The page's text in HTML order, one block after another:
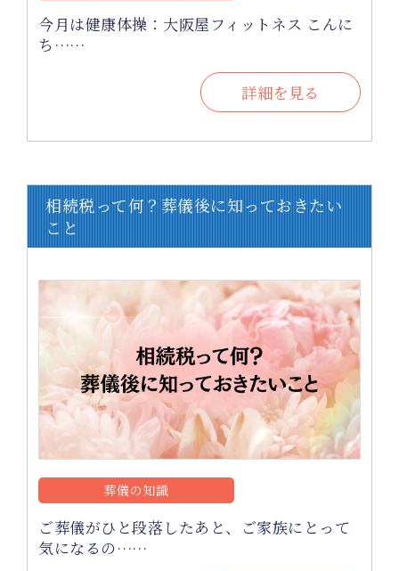
今月は健康体操：大阪屋フィットネス こんに
ち……
詳細を見る
相続税って何？葬儀後に知っておきたい
こと
葬儀の知識
ご葬儀がひと段落したあと、ご家族にとって
気になるの……